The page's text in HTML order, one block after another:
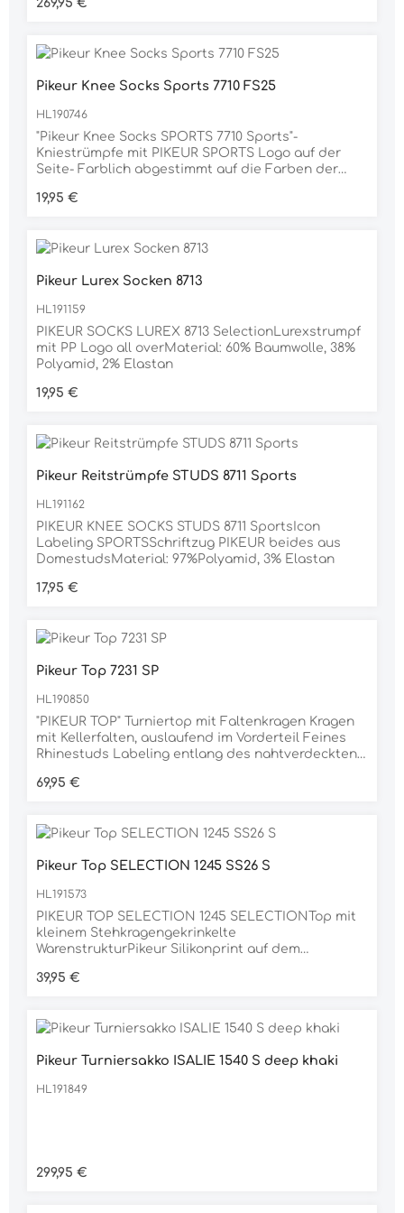
Piping in Velourslederoptik Unter den Schlitzen:
Ärmel Tonig-mattes Ärmellogo Material 74%
269,95 €
Pikeur Knee Socks Sports 7710 FS25
HL190746
"Pikeur Knee Socks SPORTS 7710 Sports"-
Kniestrümpfe mit PIKEUR SPORTS Logo auf der
Seite- Farblich abgestimmt auf die Farben der
KollektionZusammensetzung: 98% Polyamid, 2%
Regulärer Preis:
19,95 €
Pikeur Lurex Socken 8713
HL191159
PIKEUR SOCKS LUREX 8713 SelectionLurexstrumpf
mit PP Logo all overMaterial: 60% Baumwolle, 38%
Polyamid, 2% Elastan
Regulärer Preis:
19,95 €
Pikeur Reitstrümpfe STUDS 8711 Sports
HL191162
PIKEUR KNEE SOCKS STUDS 8711 SportsIcon
Labeling SPORTSSchriftzug PIKEUR beides aus
DomestudsMaterial: 97%Polyamid, 3% Elastan
Regulärer Preis:
17,95 €
Pikeur Top 7231 SP
HL190850
"PIKEUR TOP" Turniertop mit Faltenkragen Kragen
mit Kellerfalten, auslaufend im Vorderteil Feines
Rhinestuds Labeling entlang des nahtverdeckten
ELASTAN
Regulärer Preis:
69,95 €
Pikeur Top SELECTION 1245 SS26 S
HL191573
PIKEUR TOP SELECTION 1245 SELECTIONTop mit
kleinem Stehkragengekrinkelte
WarenstrukturPikeur Silikonprint auf dem
Regulärer Preis:
39,95 €
Pikeur Turniersakko ISALIE 1540 S deep khaki
HL191849
Regulärer Preis:
299,95 €